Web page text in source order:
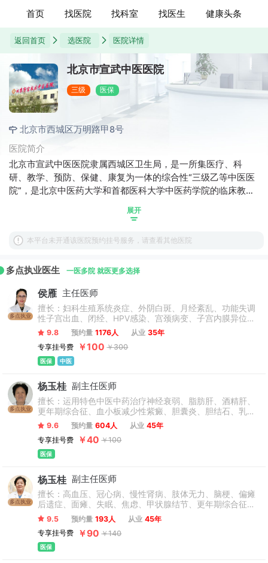
首页 找医院 找科室 找医生 健康头条
返回首页 选医院 医院详情
北京市宣武中医医院
三级 医保
北京市西城区万明路甲8号
医院简介
北京市宣武中医医院隶属西城区卫生局，是一所集医疗、科
研、教学、预防、保健、康复为一体的综合性“三级乙等中医医
院”，是北京中医药大学和首都医科大学中医药学院的临床教学
着悠久的历史，其前身始建于清朝光绪年间（1906年）的内城
市立第一医院，以后多次异名（工农兵医院、万明医院等），
西城区两区合并后，经北京市机构编制委员会批准于2011年5月
今。
展开
本平台未开通该医院预约挂号服务，请查看其他医院
多点执业医生 一医多院 就医更多选择
多点执业
侯雁 主任医师
擅长：妇科生殖系统炎症、外阴白斑、月经紊乱、功能失调
性子宫出血、闭经、HPV感染、宫颈病变、子宫内膜异位
症、更年期综合征、多囊卵巢综合征、高泌乳素血症、子宫
肌瘤、卵巢囊肿、女性黄褐斑、不孕症、人工助孕前或助孕
失败后中医辨证论。【不接白带常规检查和hpv、tct检查，
可携带相关报告来院看诊】
9.8 预约量 1176人 从业 35年
专享挂号费
￥100 ￥300
医保 中医
多点执业
杨玉桂 副主任医师
擅长：运用特色中医中药治疗神经衰弱、脂肪肝、酒精肝、
更年期综合征、血小板减少性紫癜、胆囊炎、胆结石、乳腺
病、高脂血症、温热病等多发病、疑难病均取得满意的疗
效。
9.6 预约量 604人 从业 45年
专享挂号费
￥40 ￥100
医保
多点执业
杨玉桂 副主任医师
擅长：高血压、冠心病、慢性肾病、肢体无力、脑梗、偏瘫
后遗症、面瘫、失眠、焦虑、甲状腺结节、更年期综合征、
乳腺病、胆囊炎、脑鸣、耳鸣等疾病。
9.5 预约量 193人 从业 45年
专享挂号费
￥90 ￥140
医保